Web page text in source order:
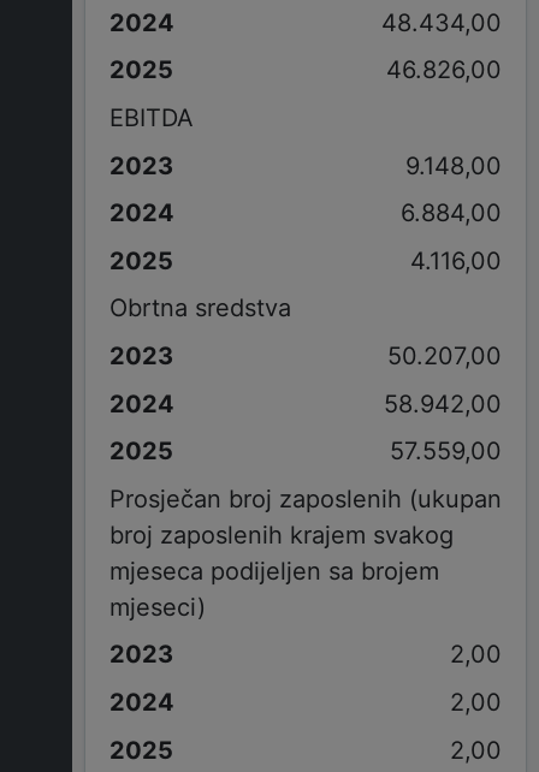
48.434,00
46.826,00
EBITDA
9.148,00
6.884,00
4.116,00
Obrtna sredstva
50.207,00
58.942,00
57.559,00
Prosječan broj zaposlenih (ukupan
broj zaposlenih krajem svakog
mjeseca podijeljen sa brojem
mjeseci)
2,00
2,00
2,00